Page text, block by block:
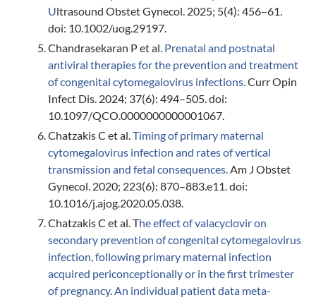
Ultrasound Obstet Gynecol. 2025; 5(4): 456–61.
doi: 10.1002/uog.29197.
Chandrasekaran P et al. Prenatal and postnatal
antiviral therapies for the prevention and treatment
of congenital cytomegalovirus infections. Curr Opin
Infect Dis. 2024; 37(6): 494–505. doi:
10.1097/QCO.0000000000001067.
Chatzakis C et al. Timing of primary maternal
cytomegalovirus infection and rates of vertical
transmission and fetal consequences. Am J Obstet
Gynecol. 2020; 223(6): 870–883.e11. doi:
10.1016/j.ajog.2020.05.038.
Chatzakis C et al. The effect of valacyclovir on
secondary prevention of congenital cytomegalovirus
infection, following primary maternal infection
acquired periconceptionally or in the first trimester
of pregnancy. An individual patient data meta-